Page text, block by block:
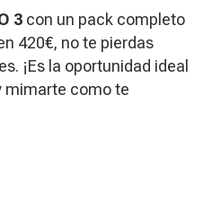
3 con un pack completo
420€, no te pierdas
¡Es la oportunidad ideal
mimarte como te